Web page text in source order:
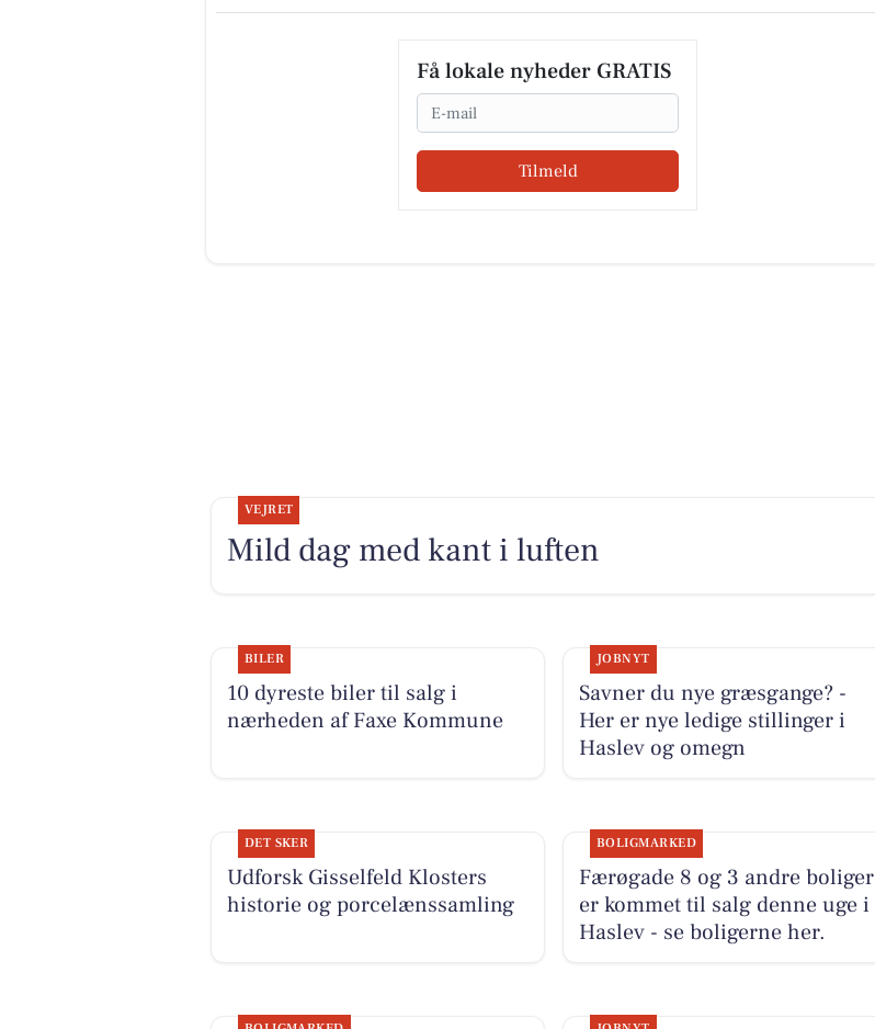
Få lokale nyheder GRATIS
Email
Tilmeld
VEJRET
Mild dag med kant i luften
BILER
10 dyreste biler til salg i
nærheden af Faxe Kommune
JOBNYT
Savner du nye græsgange? -
Her er nye ledige stillinger i
Haslev og omegn
DET SKER
Udforsk Gisselfeld Klosters
historie og porcelænssamling
BOLIGMARKED
Færøgade 8 og 3 andre boliger
er kommet til salg denne uge i
Haslev - se boligerne her.